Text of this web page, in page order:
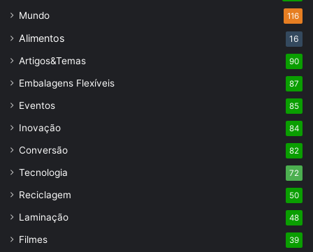
Mundo 116
Alimentos 16
Artigos&Temas 90
Embalagens Flexíveis 87
Eventos 85
Inovação 84
Conversão 82
Tecnologia 72
Reciclagem 50
Laminação 48
Filmes 39